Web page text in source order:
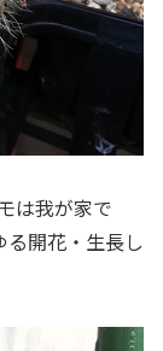
は我が家で
開花・生長し